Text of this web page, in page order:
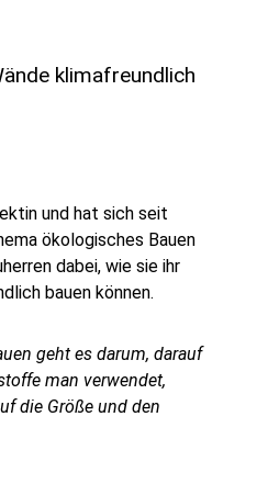
klimafreundlich
und hat sich seit
ökologisches Bauen
dabei, wie sie ihr
bauen können.
geht es darum, darauf
man verwendet,
die Größe und den